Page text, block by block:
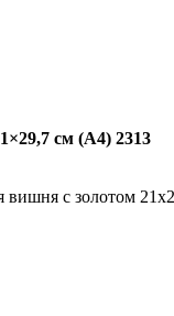
см (А4) 2313
вишня с золотом